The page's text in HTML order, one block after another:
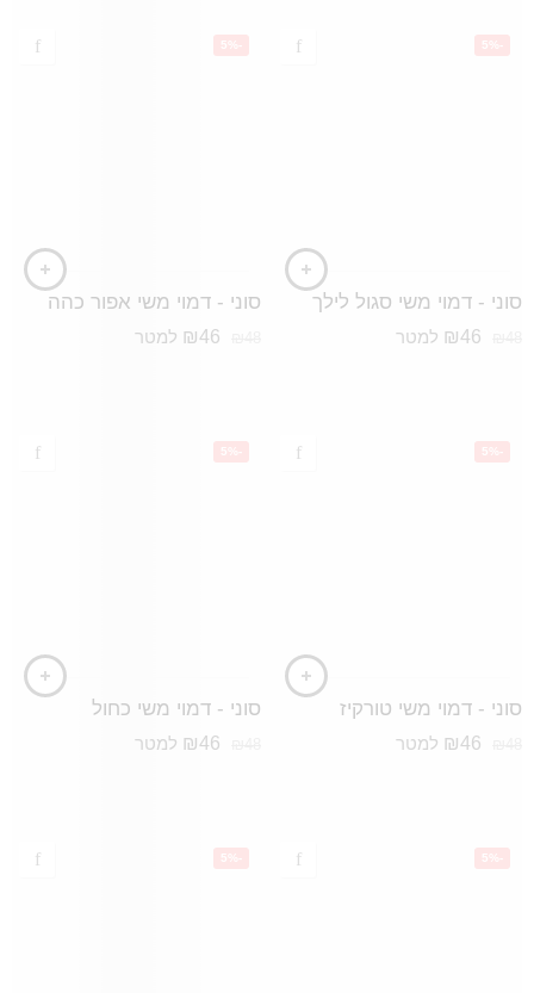
-5%
סוני - דמוי משי סגול לילך
₪46 למטר
-5%
סוני - דמוי משי אפור כהה
₪46 למטר
-5%
סוני - דמוי משי טורקיז
₪46 למטר
-5%
סוני - דמוי משי כחול
₪46 למטר
-5%
-5%